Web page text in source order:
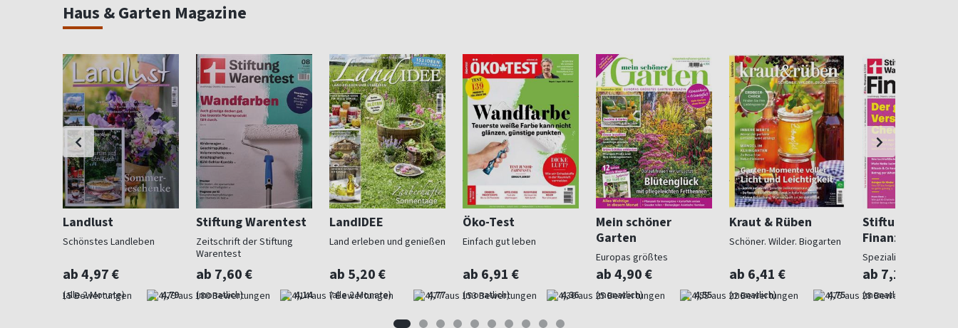
Haus & Garten Magazine
Landlust
Schönstes Landleben
ab 4,97 €
(alle 2 Monate) 4,79
Stiftung Warentest
Zeitschrift der Stiftung
Warentest
ab 7,60 €
(monatlich) 4,14
LandIDEE
Land erleben und genießen
ab 5,20 €
(alle 2 Monate) 4,77
Öko-Test
Einfach gut leben
ab 6,91 €
(monatlich) 4,36
Mein schöner
Garten
Europas größtes
Gartenmagazin
ab 4,90 €
(monatlich) 4,55
Kraut & Rüben
Schöner. Wilder. Biogarten
ab 6,41 €
(monatlich) 4,75
Stiftung
Finanzen
Spezialist in
ab 7,10 €
(monatlich)